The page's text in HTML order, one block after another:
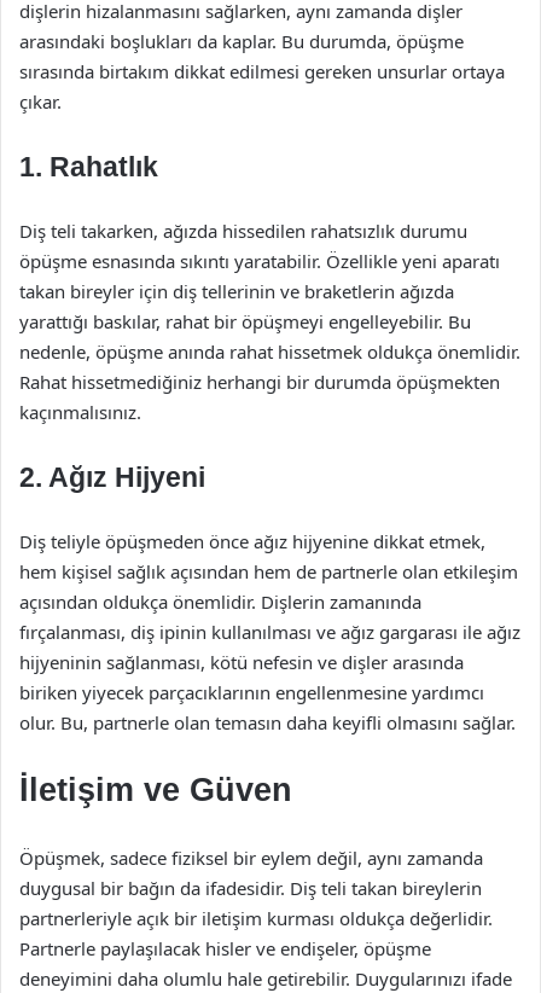
dişlerin hizalanmasını sağlarken, aynı zamanda dişler
arasındaki boşlukları da kaplar. Bu durumda, öpüşme
sırasında birtakım dikkat edilmesi gereken unsurlar ortaya
çıkar.
1. Rahatlık
Diş teli takarken, ağızda hissedilen rahatsızlık durumu
öpüşme esnasında sıkıntı yaratabilir. Özellikle yeni aparatı
takan bireyler için diş tellerinin ve braketlerin ağızda
yarattığı baskılar, rahat bir öpüşmeyi engelleyebilir. Bu
nedenle, öpüşme anında rahat hissetmek oldukça önemlidir.
Rahat hissetmediğiniz herhangi bir durumda öpüşmekten
kaçınmalısınız.
2. Ağız Hijyeni
Diş teliyle öpüşmeden önce ağız hijyenine dikkat etmek,
hem kişisel sağlık açısından hem de partnerle olan etkileşim
açısından oldukça önemlidir. Dişlerin zamanında
fırçalanması, diş ipinin kullanılması ve ağız gargarası ile ağız
hijyeninin sağlanması, kötü nefesin ve dişler arasında
biriken yiyecek parçacıklarının engellenmesine yardımcı
olur. Bu, partnerle olan temasın daha keyifli olmasını sağlar.
İletişim ve Güven
Öpüşmek, sadece fiziksel bir eylem değil, aynı zamanda
duygusal bir bağın da ifadesidir. Diş teli takan bireylerin
partnerleriyle açık bir iletişim kurması oldukça değerlidir.
Partnerle paylaşılacak hisler ve endişeler, öpüşme
deneyimini daha olumlu hale getirebilir. Duygularınızı ifade